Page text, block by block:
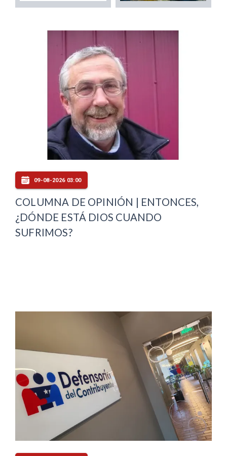
09-08-2026 03:00
COLUMNA DE OPINIÓN | ENTONCES,
¿DÓNDE ESTÁ DIOS CUANDO
SUFRIMOS?